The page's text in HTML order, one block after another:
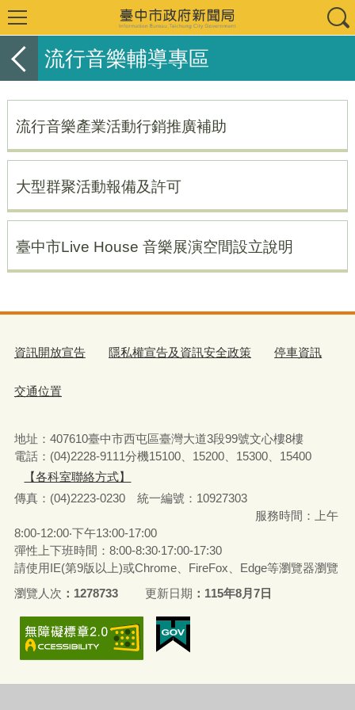
流行音樂輔導專區
流行音樂產業活動行銷推廣補助
大型群聚活動報備及許可
臺中市Live House 音樂展演空間設立說明
資訊開放宣告 隱私權宣告及資訊安全政策 停車資訊
交通位置
地址：407610臺中市西屯區臺灣大道3段99號文心樓8樓
電話：(04)2228-9111分機15100、15200、15300、15400
【各科室聯絡方式】
傳真：(04)2223-0230 統一編號 ： 10927303
服務時間：上午
8:00-12:00‧下午13:00-17:00
彈性上下班時間：8:00-8:30‧17:00-17:30
請使用IE(第9版以上)或Chrome、FireFox、Edge等瀏覽器瀏覽
瀏覽人次
1278733 更新日期 115年8月7日